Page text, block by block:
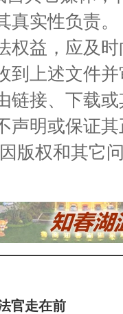
真实性负责
权益，应及
到上述文件
链接、下载
声明或保证
版权和其它
官走在前